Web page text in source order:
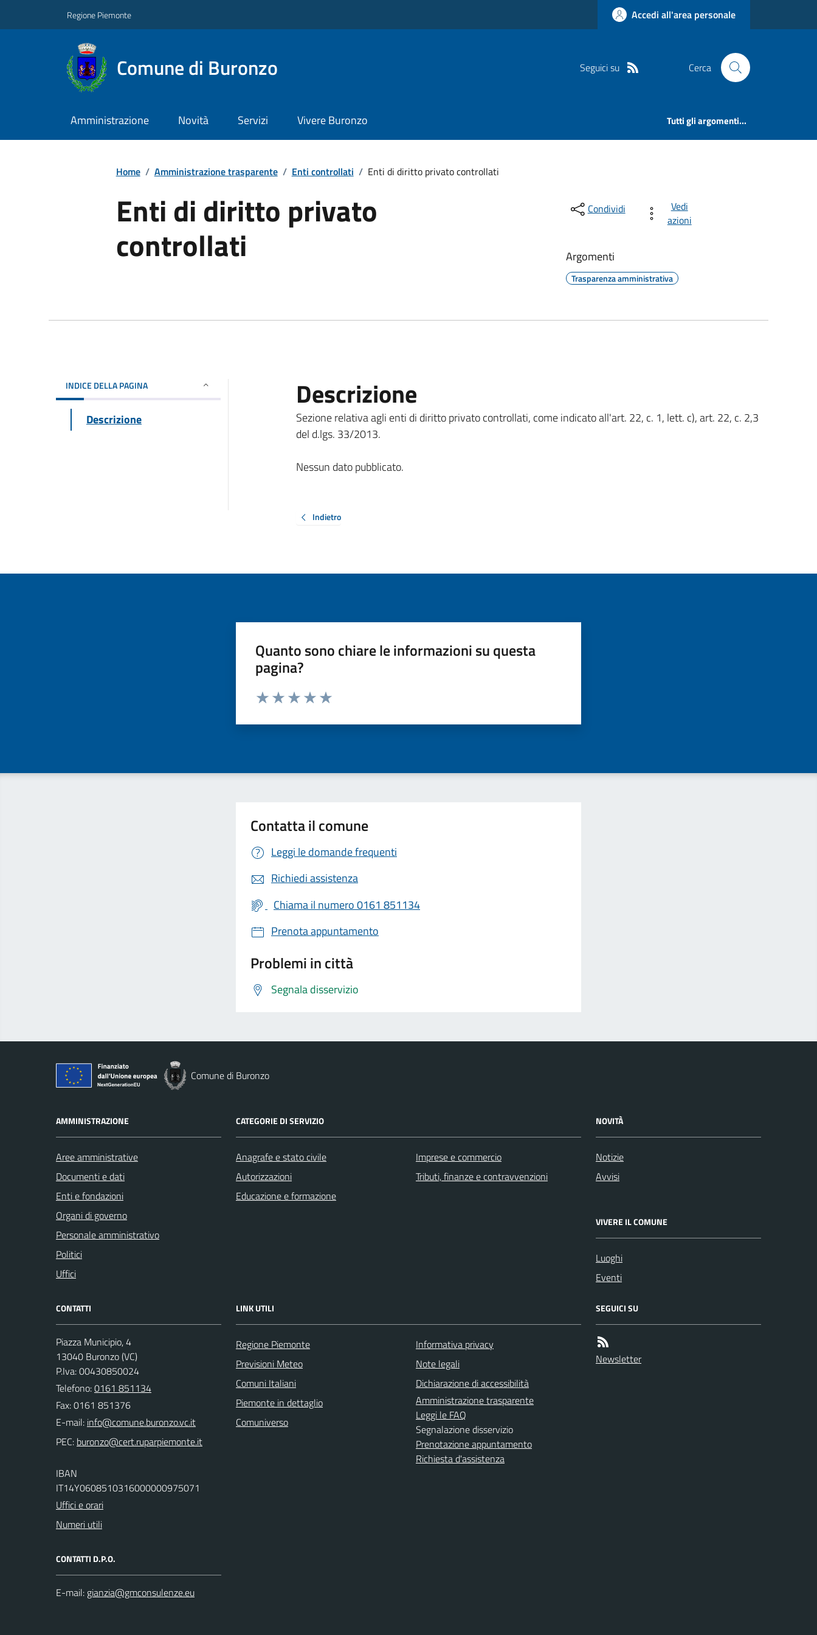
Regione Piemonte Accedi all'area personale
Comune di Buronzo Seguici su Cerca
Amministrazione Novità Servizi Vivere Buronzo Tutti gli argomenti...
Home / Amministrazione trasparente / Enti controllati / Enti di diritto privato controllati
Enti di diritto privato
controllati
Condividi
Vedi
azioni
Argomenti
Trasparenza amministrativa
INDICE DELLA PAGINA
Descrizione
Descrizione
Sezione relativa agli enti di diritto privato controllati, come indicato all'art. 22, c. 1, lett. c), art. 22, c. 2,3
del d.lgs. 33/2013.
Nessun dato pubblicato.
Indietro
Quanto sono chiare le informazioni su questa
pagina?
Valuta da 1 a 5 stelle la pagina
Contatta il comune
Leggi le domande frequenti
Richiedi assistenza
Chiama il numero 0161 851134
Prenota appuntamento
Problemi in città
Segnala disservizio
Comune di Buronzo
AMMINISTRAZIONE
Aree amministrative
Documenti e dati
Enti e fondazioni
Organi di governo
Personale amministrativo
Politici
Uffici
CATEGORIE DI SERVIZIO
Anagrafe e stato civile
Autorizzazioni
Educazione e formazione
Imprese e commercio
Tributi, finanze e contravvenzioni
NOVITÀ
Notizie
Avvisi
VIVERE IL COMUNE
Luoghi
Eventi
CONTATTI
Piazza Municipio, 4
13040 Buronzo (VC)
P.Iva: 00430850024
Telefono:0161 851134
Fax: 0161 851376
E-mail:
PEC:
IBAN
IT14Y0608510316000000975071
Uffici e orari
Numeri utili
CONTATTI D.P.O.
E-mail:
LINK UTILI
Regione Piemonte
Previsioni Meteo
Comuni Italiani
Piemonte in dettaglio
Comuniverso
Informativa privacy
Note legali
Dichiarazione di accessibilità
Amministrazione trasparente
Leggi le FAQ
Segnalazione disservizio
Prenotazione appuntamento
Richiesta d'assistenza
SEGUICI SU
Newsletter